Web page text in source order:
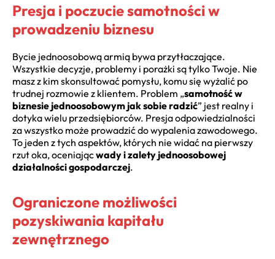
Presja i poczucie samotności w
prowadzeniu biznesu
Bycie jednoosobową armią bywa przytłaczające.
Wszystkie decyzje, problemy i porażki są tylko Twoje. Nie
masz z kim skonsultować pomysłu, komu się wyżalić po
trudnej rozmowie z klientem. Problem „samotność w
biznesie jednoosobowym jak sobie radzić” jest realny i
dotyka wielu przedsiębiorców. Presja odpowiedzialności
za wszystko może prowadzić do wypalenia zawodowego.
To jeden z tych aspektów, których nie widać na pierwszy
rzut oka, oceniającwady i zalety jednoosobowej
działalności gospodarczej.
Ograniczone możliwości
pozyskiwania kapitału
zewnętrznego